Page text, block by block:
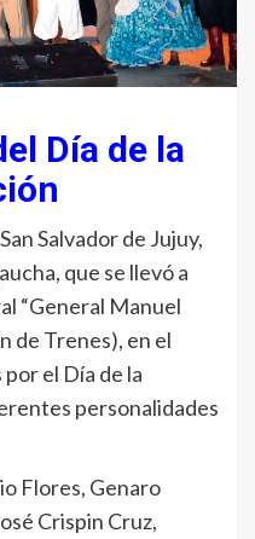
Día de la
Salvador de Jujuy,
que se llevó a
“General Manuel
de Trenes), en el
el Día de la
personalidades
Flores, Genaro
Crispin Cruz,